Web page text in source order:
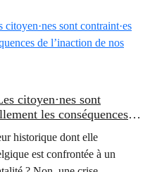
les conséquences
historique dont elle
est confrontée à un